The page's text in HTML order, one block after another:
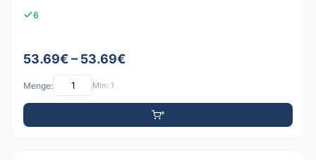
6
53.69€ – 53.69€
Menge: Min: 1